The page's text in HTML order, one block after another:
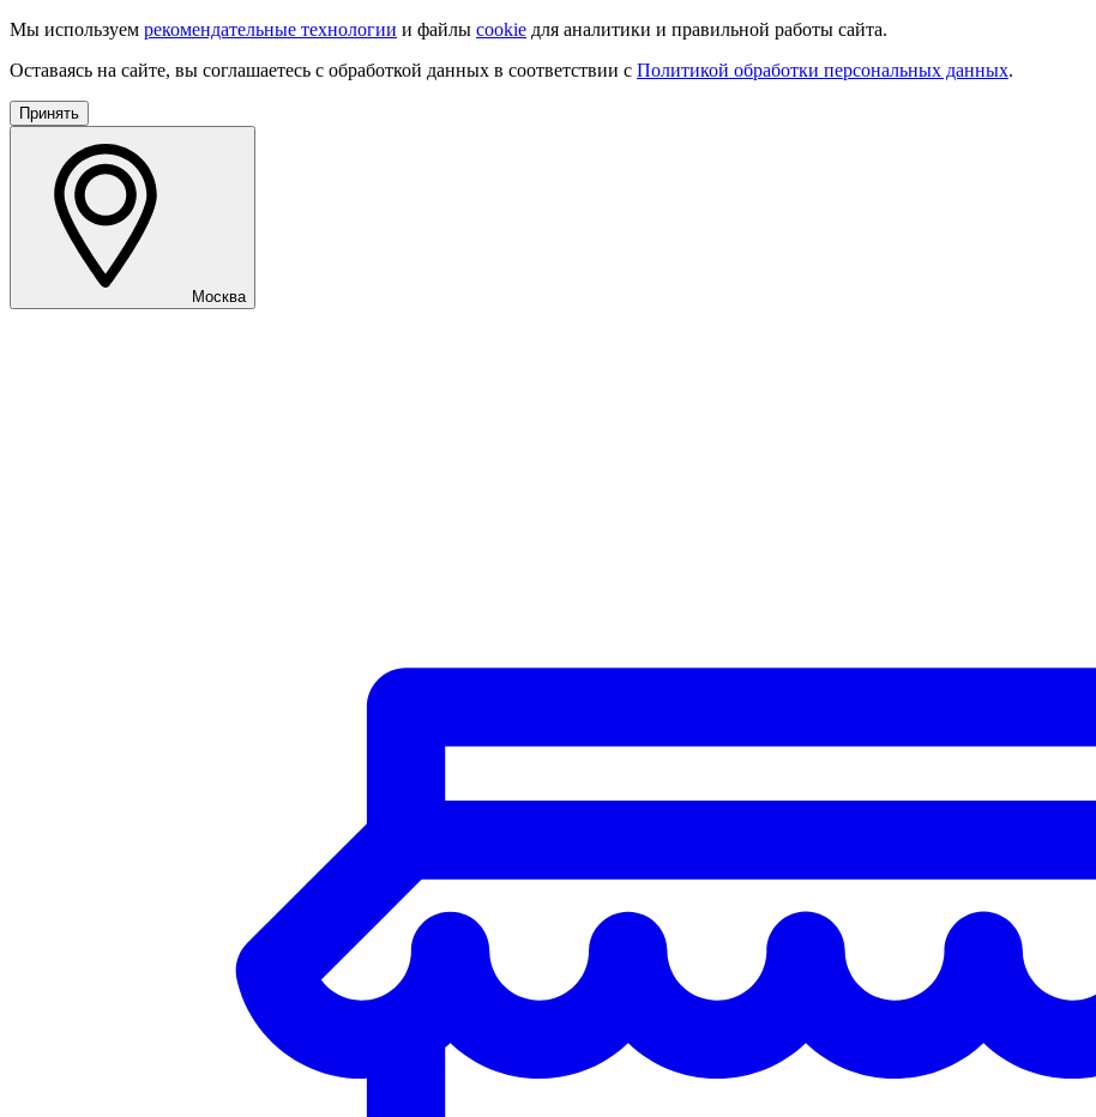
Мы используем рекомендательные технологии и файлы cookie для аналитики и правильной работы сайта.
Оставаясь на сайте, вы соглашаетесь с обработкой данных в соответствии с Политикой обработки персональных данных.
Принять
Москва